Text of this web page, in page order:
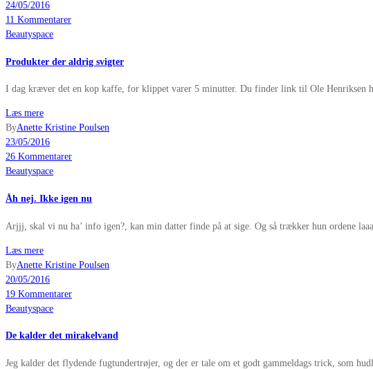
24/05/2016
11 Kommentarer
Beautyspace
Produkter der aldrig svigter
I dag kræver det en kop kaffe, for klippet varer 5 minutter. Du finder link til Ole Henriksen
Læs mere
ByAnette Kristine Poulsen
23/05/2016
26 Kommentarer
Beautyspace
Åh nej. Ikke igen nu
Arjjj, skal vi nu ha’ info igen?, kan min datter finde på at sige. Og så trækker hun ordene
Læs mere
ByAnette Kristine Poulsen
20/05/2016
19 Kommentarer
Beautyspace
De kalder det mirakelvand
Jeg kalder det flydende fugtundertrøjer, og der er tale om et godt gammeldags trick, som